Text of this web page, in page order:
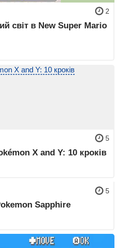
2
світ в New Super Mario
5
X and Y: 10 кроків
5
Sapphire